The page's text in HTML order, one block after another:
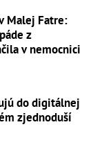
Malej Fatre:
z
v nemocnici
do digitálnej
zjednoduší